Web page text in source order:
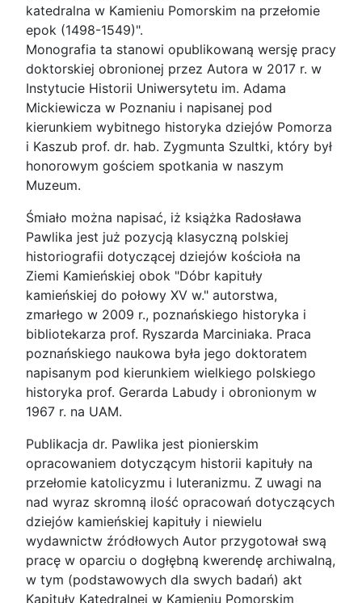
katedralna w Kamieniu Pomorskim na przełomie
epok (1498-1549)".
Monografia ta stanowi opublikowaną wersję pracy
doktorskiej obronionej przez Autora w 2017 r. w
Instytucie Historii Uniwersytetu im. Adama
Mickiewicza w Poznaniu i napisanej pod
kierunkiem wybitnego historyka dziejów Pomorza
i Kaszub prof. dr. hab. Zygmunta Szultki, który był
honorowym gościem spotkania w naszym
Muzeum.
Śmiało można napisać, iż książka Radosława
Pawlika jest już pozycją klasyczną polskiej
historiografii dotyczącej dziejów kościoła na
Ziemi Kamieńskiej obok "Dóbr kapituły
kamieńskiej do połowy XV w." autorstwa,
zmarłego w 2009 r., poznańskiego historyka i
bibliotekarza prof. Ryszarda Marciniaka. Praca
poznańskiego naukowa była jego doktoratem
napisanym pod kierunkiem wielkiego polskiego
historyka prof. Gerarda Labudy i obronionym w
1967 r. na UAM.
Publikacja dr. Pawlika jest pionierskim
opracowaniem dotyczącym historii kapituły na
przełomie katolicyzmu i luteranizmu. Z uwagi na
nad wyraz skromną ilość opracowań dotyczących
dziejów kamieńskiej kapituły i niewielu
wydawnictw źródłowych Autor przygotował swą
pracę w oparciu o dogłębną kwerendę archiwalną,
w tym (podstawowych dla swych badań) akt
Kapituły Katedralnej w Kamieniu Pomorskim